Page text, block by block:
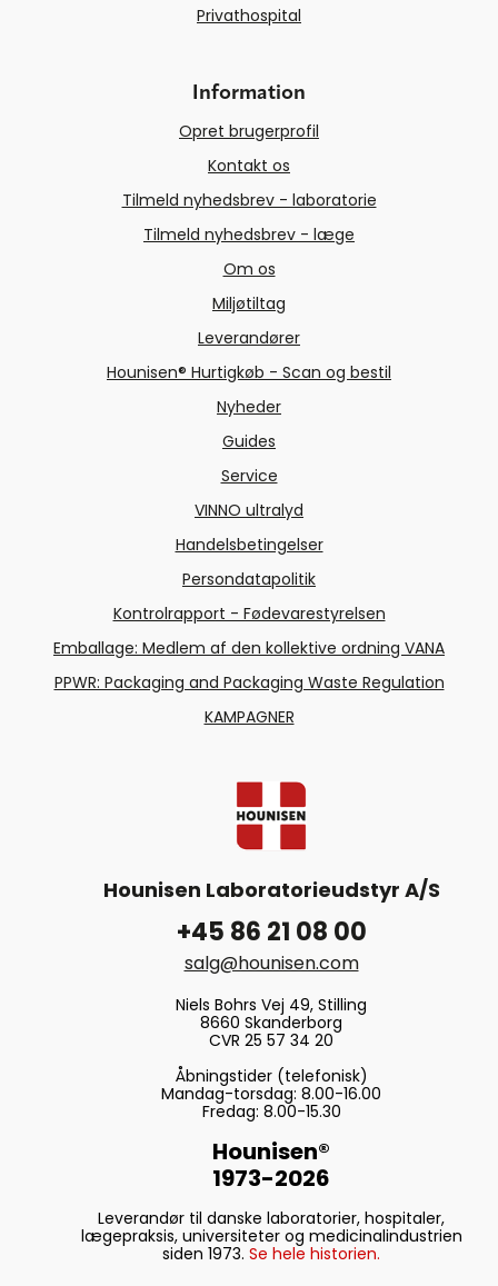
Privathospital
Information
Opret brugerprofil
Kontakt os
Tilmeld nyhedsbrev - laboratorie
Tilmeld nyhedsbrev - læge
Om os
Miljøtiltag
Leverandører
Hounisen® Hurtigkøb - Scan og bestil
Nyheder
Guides
Service
VINNO ultralyd
Handelsbetingelser
Persondatapolitik
Kontrolrapport - Fødevarestyrelsen
Emballage: Medlem af den kollektive ordning VANA
PPWR: Packaging and Packaging Waste Regulation
KAMPAGNER
Hounisen Laboratorieudstyr A/S
+45 86 21 08 00
salg@hounisen.com
Niels Bohrs Vej 49, Stilling
8660 Skanderborg
CVR 25 57 34 20
Åbningstider (telefonisk)
Mandag-torsdag: 8.00-16.00
Fredag: 8.00-15.30
Hounisen®
1973-2026
Leverandør til danske laboratorier, hospitaler,
lægepraksis, universiteter og medicinalindustrien
siden 1973. Se hele historien.